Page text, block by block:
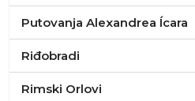
Putovanja Alexandrea Ícara
Riđobradi
Rimski Orlovi